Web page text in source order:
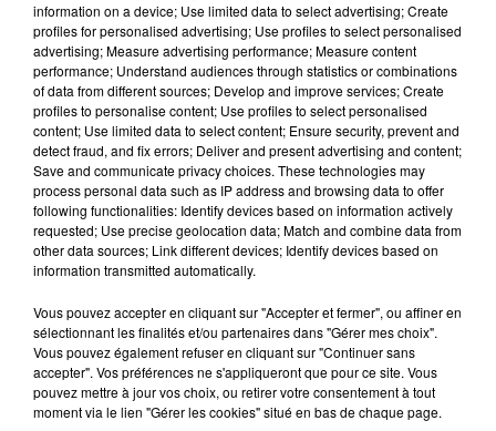
nucléaire ardennaise est à l'arrêt. Une situation
justifiée par la sécheresse intense qui est toujours
présente.
TITRES DIFFUSÉS
21h41
21h41
TAYLOR SWIFT
The Fate Of Ophelia
21h38
21h38
TEDDY SWIMS
Mr Know It All
information on a device; Use limited data to select advertising; Create
profiles for personalised advertising; Use profiles to select personalised
advertising; Measure advertising performance; Measure content
performance; Understand audiences through statistics or combinations
of data from different sources; Develop and improve services; Create
profiles to personalise content; Use profiles to select personalised
content; Use limited data to select content; Ensure security, prevent and
detect fraud, and fix errors; Deliver and present advertising and content;
Save and communicate privacy choices. These technologies may
process personal data such as IP address and browsing data to offer
following functionalities: Identify devices based on information actively
requested; Use precise geolocation data; Match and combine data from
other data sources; Link different devices; Identify devices based on
information transmitted automatically.
Vous pouvez accepter en cliquant sur "Accepter et fermer", ou affiner en
sélectionnant les finalités et/ou partenaires dans "Gérer mes choix".
Vous pouvez également refuser en cliquant sur "Continuer sans
accepter". Vos préférences ne s'appliqueront que pour ce site. Vous
pouvez mettre à jour vos choix, ou retirer votre consentement à tout
moment via le lien "Gérer les cookies" situé en bas de chaque page.